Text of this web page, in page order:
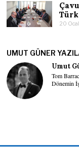
20
UMUT GÜNER
Umut
Tom
Dönemin